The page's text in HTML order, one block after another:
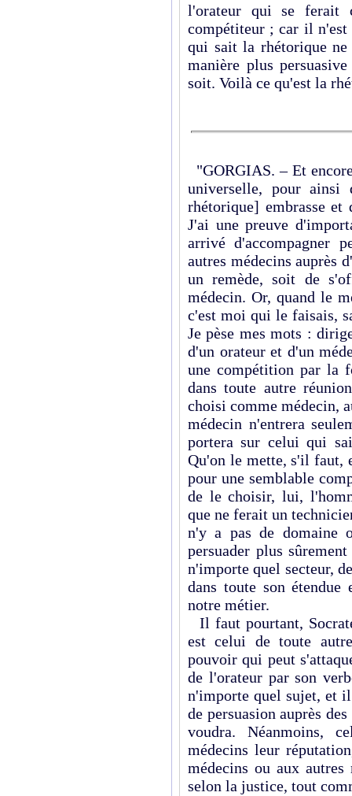
l'orateur qui se ferait
compétiteur ; car il n'est
qui sait la rhétorique
manière plus
soit. Voilà ce qu'est la
"GORGIAS. – Et
universelle, pour ainsi
rhétorique] embrasse
J'ai une preuve
arrivé d'accompagner
autres médecins auprès
un remède, soit de
médecin. Or, quand le
c'est moi qui le faisais,
Je pèse mes mots :
d'un orateur et d'un
une compétition par la
dans toute autre
choisi comme médecin,
médecin n'entrera
portera sur celui qui
Qu'on le mette, s'il faut,
pour une semblable
de le choisir, lui,
que ne ferait un
n'y a pas de domaine
persuader plus
n'importe quel secteur,
dans toute son
notre métier.
Il faut pourtant,
est celui de toute
pouvoir qui peut
de l'orateur par son
n'importe quel sujet, et
de persuasion auprès
voudra. Néanmoins,
médecins leur
médecins ou aux
selon la justice, tout